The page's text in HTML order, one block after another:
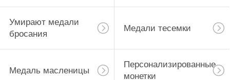
Умирают медали
бросания
Медали тесемки
Медаль масленицы
Персонализированные
монетки